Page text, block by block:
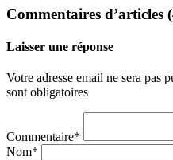
Commentaires d’articles
Laisser une réponse
Votre adresse email ne sera pas
sont obligatoires
Commentaire*
Nom*